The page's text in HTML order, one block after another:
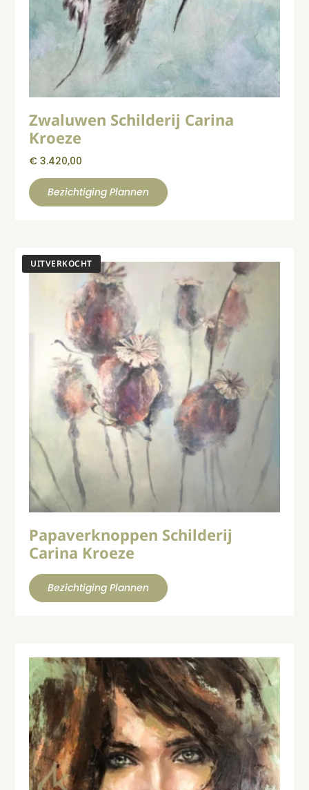
Zwaluwen Schilderij Carina
Kroeze
€ 3.420,00
Bezichtiging Plannen
Papaverknoppen Schilderij
Carina Kroeze
Bezichtiging Plannen